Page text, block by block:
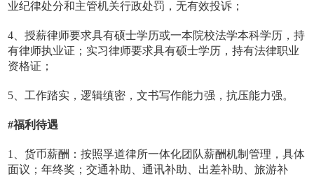
业纪律处分和主管机关行政处罚，无有效投诉；
4、授薪律师要求具有硕士学历或一本院校法学本科学历，持
有律师执业证；实习律师要求具有硕士学历，持有法律职业
资格证；
5、工作踏实，逻辑缜密，文书写作能力强，抗压能力强。
#福利待遇
1、货币薪酬：按照孚道律所一体化团队薪酬机制管理，具体
面议；年终奖；交通补助、通讯补助、出差补助、旅游补